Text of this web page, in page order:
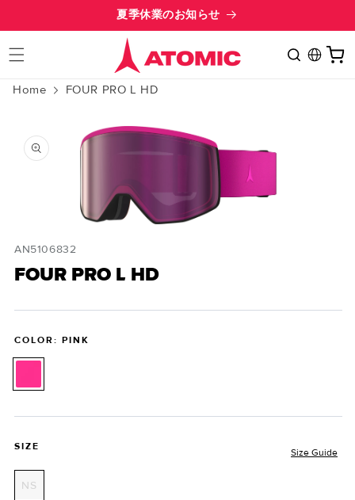
夏季休業のお知らせ
Cart
Home FOUR PRO L HD
product
information
1
modal
SKU:
AN5106832
FOUR PRO L HD
COLOR: PINK
SIZE
Size Guide
NS